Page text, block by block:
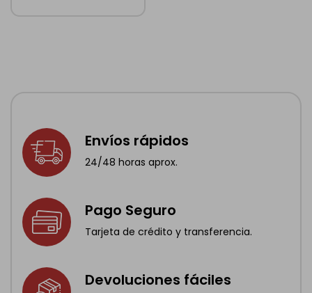
Envíos rápidos
24/48 horas aprox.
Pago Seguro
Tarjeta de crédito y transferencia.
Devoluciones fáciles